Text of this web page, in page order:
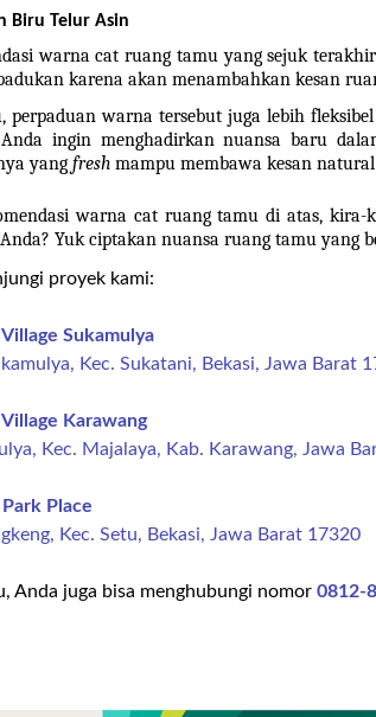
Biru Telur Asin
warna cat ruang tamu yang sejuk
karena akan menambahkan kesan
perpaduan warna tersebut juga lebih
ingin menghadirkan nuansa baru
yang fresh mampu membawa kesan
warna cat ruang tamu di atas,
Yuk ciptakan nuansa ruang tamu yang
proyek kami:
Sukamulya
Kec. Sukatani, Bekasi, Jawa Barat
Karawang
Kec. Majalaya, Kab. Karawang, Jawa
Place
Kec. Setu, Bekasi, Jawa Barat 17320
Anda juga bisa menghubungi nomor 0812-